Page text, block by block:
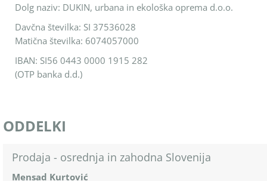
Dolg naziv: DUKIN, urbana in ekološka oprema d.o.o.
Davčna številka: SI 37536028
Matična številka: 6074057000
IBAN: SI56 0443 0000 1915 282
(OTP banka d.d.)
ODDELKI
Prodaja - osrednja in zahodna Slovenija
Mensad Kurtović